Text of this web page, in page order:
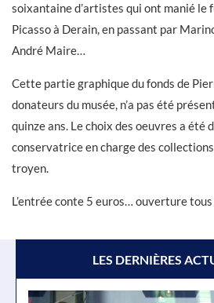
soixantaine d’artistes qui ont manié le
Picasso à Derain, en passant par
André Maire…
Cette partie graphique du fonds de
donateurs du musée, n’a pas été
quinze ans. Le choix des oeuvres a été
conservatrice en charge des
troyen.
L’entrée conte 5 euros… ouverture
LES DERNIÈRES